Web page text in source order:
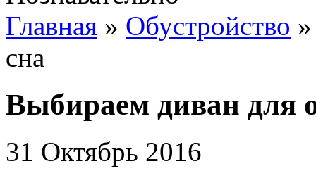
Главная » Обустройство
сна
Выбираем диван для
31 Октябрь 2016